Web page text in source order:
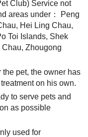
Club) Service not
areas under： Peng
Hei Ling Chau,
Toi Islands, Shek
Chau, Zhougong
the pet, the owner has
on his own.
to serve pets and
as possible
used for